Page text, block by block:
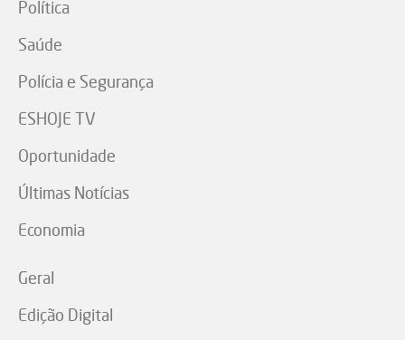
Política
Saúde
Polícia e Segurança
ESHOJE TV
Oportunidade
Últimas Notícias
Economia
Geral
Edição Digital